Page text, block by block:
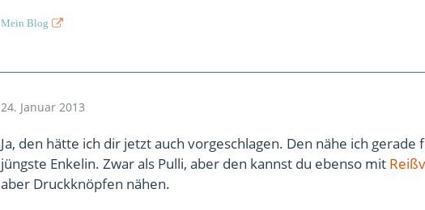
Mein Blog
24. Januar 2013
Ja, den hätte ich dir jetzt auch vorgeschlagen. Den nähe ich gerade
jüngste Enkelin. Zwar als Pulli, aber den kannst du ebenso mit
aber Druckknöpfen nähen.